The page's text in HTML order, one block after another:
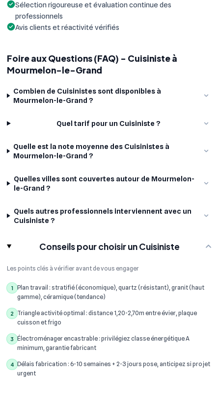
Sélection rigoureuse et évaluation continue des
professionnels
Avis clients et réactivité vérifiés
Foire aux Questions (FAQ) - Cuisiniste à
Mourmelon-le-Grand
Combien de Cuisinistes sont disponibles à
Mourmelon-le-Grand ?
Quel tarif pour un Cuisiniste ?
Quelle est la note moyenne des Cuisinistes à
Mourmelon-le-Grand ?
Quelles villes sont couvertes autour de Mourmelon-
le-Grand ?
Quels autres professionnels interviennent avec un
Cuisiniste ?
Conseils pour choisir un Cuisiniste
Les points clés à vérifier avant de vous engager
1
Plan travail : stratifié (économique), quartz (résistant), granit (haut
gamme), céramique (tendance)
2
Triangle activité optimal : distance 1,20-2,70m entre évier, plaque
cuisson et frigo
3
Électroménager encastrable : privilégiez classe énergétique A
minimum, garantie fabricant
4 Délais fabrication : 6-10 semaines + 2-3 jours pose, anticipez si projet
urgent